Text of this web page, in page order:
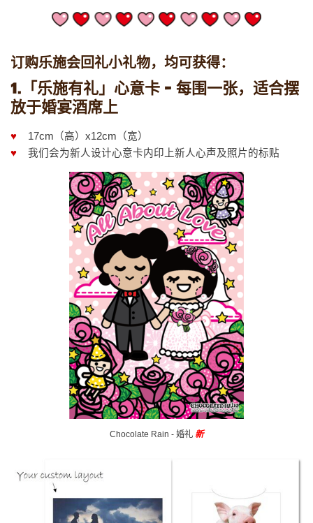
订购乐施会回礼小礼物，均可获得：
1.「乐施有礼」心意卡 - 每围一张，适合摆
放于婚宴酒席上
♥ 17cm（高）x12cm（宽）
♥ 我们会为新人设计心意卡内印上新人心声及照片的标贴
Chocolate Rain - 婚礼 新